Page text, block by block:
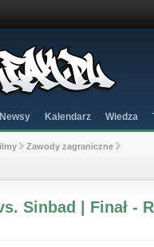
Newsy Kalendarz Wiedza
Zawody zagraniczne
Sinbad | Finał -